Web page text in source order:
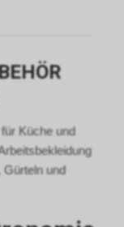
Küche und
und